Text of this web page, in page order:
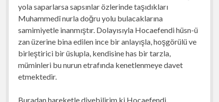
yola saparlarsa sapsınlar özlerinde taşıdıkları
Muhammedî nurla doğru yolu bulacaklarına
samimiyetle inanmıştır. Dolayısıyla Hocaefendi hüsn-ü
zan üzerine bina edilen ince bir anlayışla, hoşgörülü ve
birleştirici bir üslupla, kendisine has bir tarzla,
müminleri bu nurun etrafında kenetlenmeye davet
etmektedir.
Buradan hareketle diyebilirim ki Hocaefendi,